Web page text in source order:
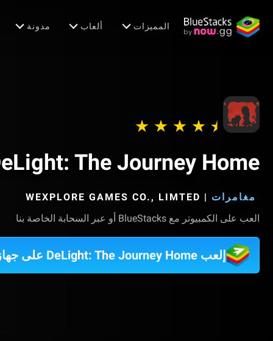
المميزات ألعاب مدونة
The Journey Home
مغامرات |
WEXPLORE GAMES CO., LIMTED
العب على الكمبيوتر مع BlueStacks أو عبر السحابة الخاصة بنا
إلعب DeLight: The Journey Home على جهاز الكمبيوتر